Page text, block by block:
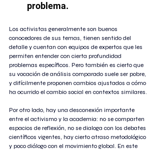
problema.
Los activistas generalmente son buenos
conocedores de sus temas, tienen sentido del
detalle y cuentan con equipos de expertos que les
permiten entender con cierta profundidad
problemas específicos. Pero también es cierto que
su vocación de análisis comparado suele ser pobre,
y difícilmente proponen cambios ajustados a cómo
ha ocurrido el cambio social en contextos similares.
Por otro lado, hay una desconexión importante
entre el activismo y la academia: no se comparten
espacios de reflexión, no se dialoga con los debates
científicos vigentes, hay cierto atraso metodológico
y poco diálogo con el movimiento global. En este